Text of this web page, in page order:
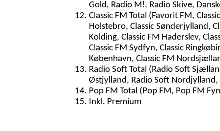
Gold, Radio M!, Radio Skive,
Classic FM Total (Favorit FM,
Holstebro, Classic Sønderjylland,
Kolding, Classic FM Haderslev,
Classic FM Sydfyn, Classic
København, Classic FM
Radio Soft Total (Radio Soft
Østjylland, Radio Soft Nordjylland,
Pop FM Total (Pop FM, Pop FM
Inkl. Premium